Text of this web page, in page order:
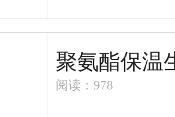
聚氨酯保温
阅读：978